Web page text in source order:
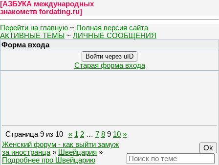
[АЗБУКА международных
знакомств fordating.ru]
Перейти на главную ~ Полная версия сайта
АКТИВНЫЕ ТЕМЫ ~ ЛИЧНЫЕ СООБЩЕНИЯ
Форма входа
Войти через uID
Старая форма входа
Страница9 из 10 « 1 2 … 7 8 9 10 »
Женский форум - как выйти замуж
за иностранца » Швейцария »
Подробнее про Швейцарию